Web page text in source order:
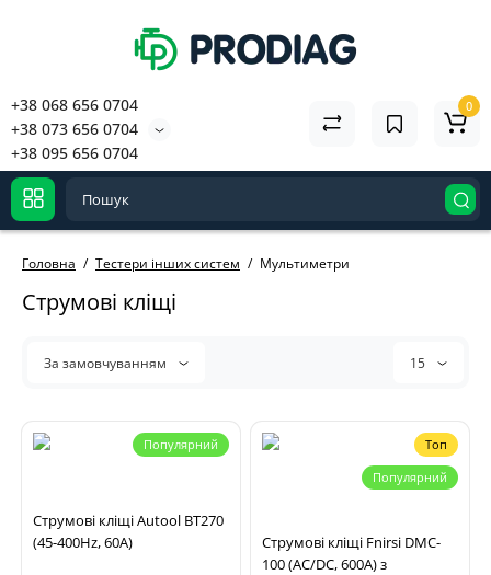
+38 068 656 0704
+38 073 656 0704
+38 095 656 0704
0
Головна Тестери інших систем Мультиметри
Струмові кліщі
За замовчуванням 15
Популярний
Струмові кліщі Autool BT270
(45-400Hz, 60A)
Топ
Популярний
Струмові кліщі Fnirsi DMC-
100 (AC/DC, 600А) з